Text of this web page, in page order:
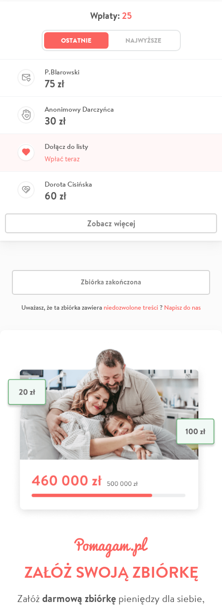
Wpłaty: 25
OSTATNIE NAJWYŻSZE
P.Blarowski
75zł
Anonimowy Darczyńca
30 zł
Dołącz do listy
Wpłać teraz
Dorota Cisińska
60 zł
Zobacz więcej
Zbiórka zakończona
Uważasz, że ta zbiórka zawiera niedozwolone treści? Napisz do nas
ZAŁÓŻ SWOJĄ ZBIÓRKĘ
Załóżdarmową zbiórkę pieniędzy dla siebie,